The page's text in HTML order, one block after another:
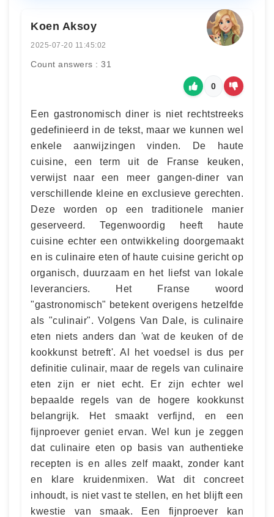
Koen Aksoy
2025-07-20 11:45:02
Count answers : 31
0
Een gastronomisch diner is niet rechtstreeks
gedefinieerd in de tekst, maar we kunnen wel
enkele aanwijzingen vinden. De haute
cuisine, een term uit de Franse keuken,
verwijst naar een meer gangen-diner van
verschillende kleine en exclusieve gerechten.
Deze worden op een traditionele manier
geserveerd. Tegenwoordig heeft haute
cuisine echter een ontwikkeling doorgemaakt
en is culinaire eten of haute cuisine gericht op
organisch, duurzaam en het liefst van lokale
leveranciers. Het Franse woord
"gastronomisch" betekent overigens hetzelfde
als "culinair". Volgens Van Dale, is culinaire
eten niets anders dan 'wat de keuken of de
kookkunst betreft'. Al het voedsel is dus per
definitie culinair, maar de regels van culinaire
eten zijn er niet echt. Er zijn echter wel
bepaalde regels van de hogere kookkunst
belangrijk. Het smaakt verfijnd, en een
fijnproever geniet ervan. Wel kun je zeggen
dat culinaire eten op basis van authentieke
recepten is en alles zelf maakt, zonder kant
en klare kruidenmixen. Wat dit concreet
inhoudt, is niet vast te stellen, en het blijft een
kwestie van smaak. Een fijnproever kan